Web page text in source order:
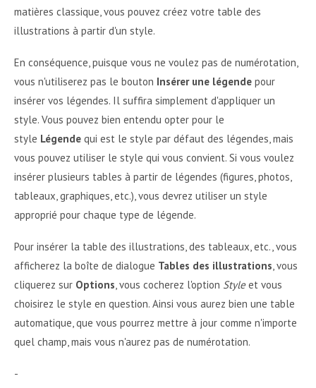
matières classique, vous pouvez créez votre table des
illustrations à partir d'un style.
En conséquence, puisque vous ne voulez pas de numérotation,
vous n'utiliserez pas le bouton Insérer une légende pour
insérer vos légendes. Il suffira simplement d'appliquer un
style. Vous pouvez bien entendu opter pour le
style Légende qui est le style par défaut des légendes, mais
vous pouvez utiliser le style qui vous convient. Si vous voulez
insérer plusieurs tables à partir de légendes (figures, photos,
tableaux, graphiques, etc.), vous devrez utiliser un style
approprié pour chaque type de légende.
Pour insérer la table des illustrations, des tableaux, etc., vous
afficherez la boîte de dialogue Tables des illustrations, vous
cliquerez sur Options, vous cocherez l'option Styleet vous
choisirez le style en question. Ainsi vous aurez bien une table
automatique, que vous pourrez mettre à jour comme n'importe
quel champ, mais vous n'aurez pas de numérotation.
-